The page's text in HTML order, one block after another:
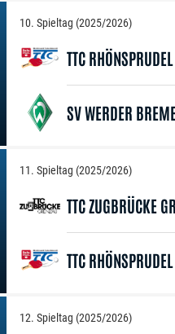
10. Spieltag (2025/2026)
TTC
SV WERDER
11. Spieltag (2025/2026)
TTC ZUGBRÜCKE
TTC
12. Spieltag (2025/2026)